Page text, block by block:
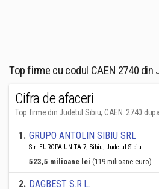
Top firme cu codul CAEN 2740 din
Cifra de afaceri
Top firme din Judetul Sibiu, CAEN: 2740
1. GRUPO ANTOLIN SIBIU SRL
Str. EUROPA UNITA 7, Sibiu, Judetul Sibiu
523,5 milioane lei (119 milioane euro)
2. DAGBEST S.R.L.